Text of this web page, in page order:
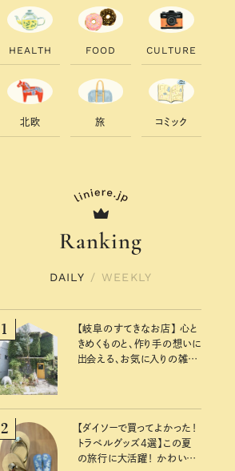
H EALTH FOOD CU LTU RE
北欧 旅 コ ミ ック
Ranking
DAILY / WEEKLY
1
【岐阜のすてきなお店】 心と
きめくものと、作り手の想いに
出会える、お気に入りの雑貨
2
【ダイソーで買ってよかった！
トラベルグッズ4選】この夏
の旅行に大活躍！ かわいく